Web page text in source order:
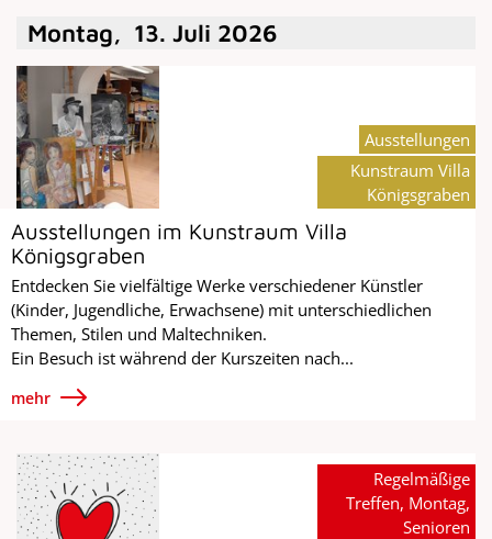
Montag, 13. Juli 2026
Ausstellungen im Kunstraum Villa
Königsgraben
Entdecken Sie vielfältige Werke verschiedener Künstler
(Kinder, Jugendliche, Erwachsene) mit unterschiedlichen
Themen, Stilen und Maltechniken.
Ein Besuch ist während der Kurszeiten nach...
mehr
Ausstellungen
Kunstraum Villa
Königsgraben
Regelmäßige
Treffen, Montag,
Senioren